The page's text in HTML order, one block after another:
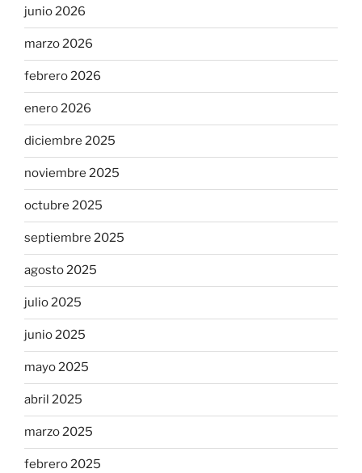
junio 2026
marzo 2026
febrero 2026
enero 2026
diciembre 2025
noviembre 2025
octubre 2025
septiembre 2025
agosto 2025
julio 2025
junio 2025
mayo 2025
abril 2025
marzo 2025
febrero 2025